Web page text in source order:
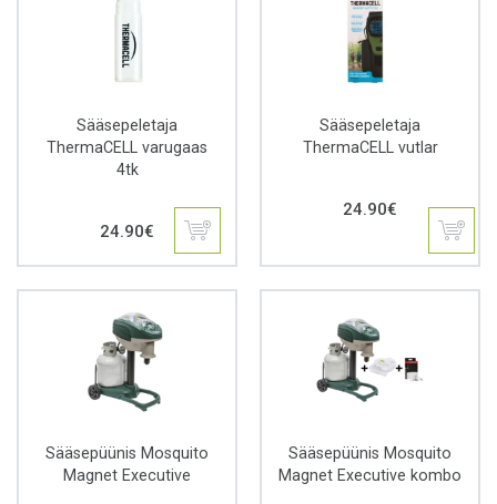
Sääsepeletaja
ThermaCELL varugaas
4tk
24.90€
Sääsepeletaja
ThermaCELL vutlar
24.90€
Sääsepüünis Mosquito
Magnet Executive
Sääsepüünis Mosquito
Magnet Executive kombo